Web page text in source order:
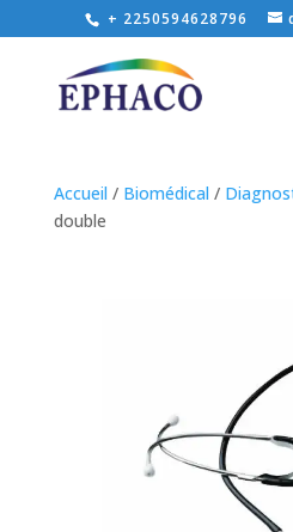
+ 2250594628796
Accueil / Biomédical /
double